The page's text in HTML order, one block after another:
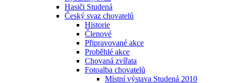
Hasiči Studená
Český svaz chovatelů
Historie
Členové
Připravované akce
Proběhlé akce
Chovaná zvířata
Fotoalba chovatelů
Místní výstava Studená 2010